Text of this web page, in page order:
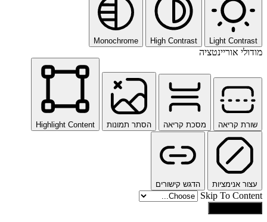
Light Contrast
High Contrast
Monochrome
מודולי אוריינטציה
שורת קריאה מסכת קריאה הסתר תמונות Highlight Content
עצור אנימציות הדגש קישורים
Skip To Content